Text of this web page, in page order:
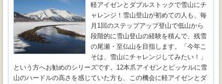
軽アイゼンとダブルストックで雪山にチ
ャレンジ！雪山登山が初めての人も、毎
月1回のステップアップ登山で低山から
段階的に雪山登山の経験を積んで、残雪
の尾瀬・至仏山を目指します。「今年こ
そは、雪山にチャレンジしてみたい！」
という方へお勧めのシリーズです。12本爪アイゼンとピッケルに雪
山のハードルの高さを感じていた方も、この機会に軽アイゼンとダ